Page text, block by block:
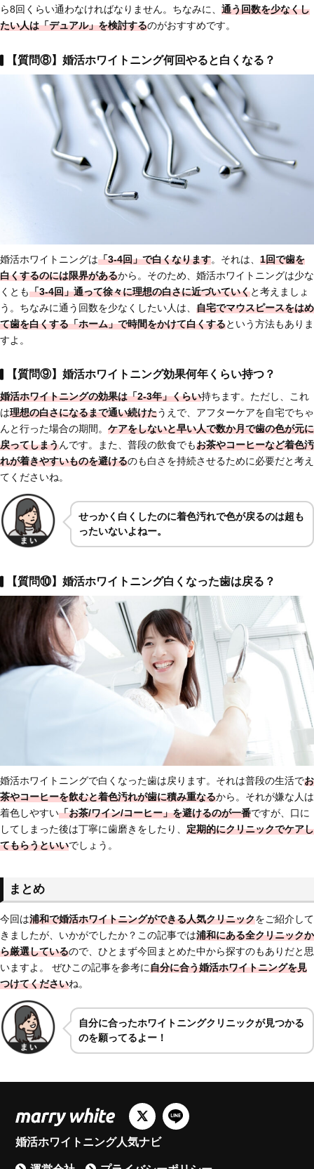
ら8回くらい通わなければなりません。ちなみに、 通う回数を少なくし
たい人は「デュアル」を検討するのがおすすめです。
【質問⑧】婚活ホワイトニング何回やると白くなる？
婚活ホワイトニングは「3-4回」で白くなります。それは、 1回で歯を
白くするのには限界があるから。そのため、婚活ホワイトニングは少な
くとも「3-4回」通って徐々に理想の白さに近づいていくと考えましょ
う。ちなみに通う回数を少なくしたい人は、 自宅でマウスピースをはめ
て歯を白くする「ホーム」で時間をかけて白くするという方法もありま
すよ。
【質問⑨】婚活ホワイトニング効果何年くらい持つ？
婚活ホワイトニングの効果は「2-3年」くらい持ちます。ただし、これ
は理想の白さになるまで通い続けたうえで、アフターケアを自宅でちゃ
んと行った場合の期間。 ケアをしないと早い人で数か月で歯の色が元に
戻ってしまうんです。また、普段の飲食でもお茶やコーヒーなど着色汚
れが着きやすいものを避けるのも白さを持続させるために必要だと考え
てくださいね。
せっかく白くしたのに着色汚れで色が戻るのは超も
ったいないよねー。
【質問⑩】婚活ホワイトニング白くなった歯は戻る？
婚活ホワイトニングで白くなった歯は戻ります。それは普段の生活でお
茶やコーヒーを飲むと着色汚れが歯に積み重なるから。それが嫌な人は
着色しやすい「お茶/ワイン/コーヒー」を避けるのが一番ですが、口に
してしまった後は丁寧に歯磨きをしたり、 定期的にクリニックでケアし
てもらうといいでしょう。
まとめ
今回は浦和で婚活ホワイトニングができる人気クリニックをご紹介して
きましたが、いかがでしたか？この記事では浦和にある全クリニックか
ら厳選しているので、ひとまず今回まとめた中から探すのもありだと思
いますよ。 ぜひこの記事を参考に自分に合う婚活ホワイトニングを見
つけてくださいね。
自分に合ったホワイトニングクリニックが見つかる
のを願ってるよー！
婚活ホワイトニング人気ナビ